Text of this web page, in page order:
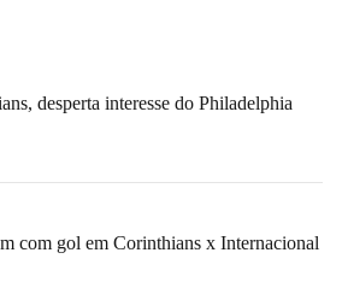
desperta interesse do Philadelphia
com gol em Corinthians x Internacional